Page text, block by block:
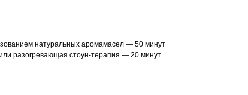
натуральных аромамасел — 50 минут
разогревающая стоун-терапия — 20 минут